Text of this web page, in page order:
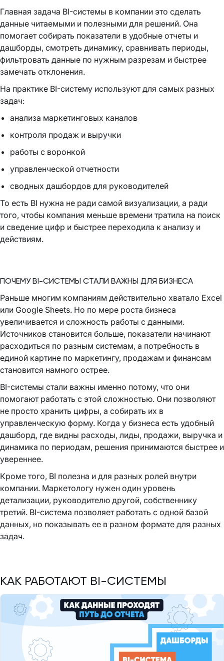
Главная задача BI-системы в компании это сделать
данные читаемыми и полезными для решений. Она
помогает собирать показатели в удобные отчеты и
дашборды, смотреть динамику, сравнивать периоды,
фильтровать данные по нужным разрезам и быстрее
замечать отклонения.
На практике BI-систему используют для самых разных
задач:
анализа маркетинговых каналов
контроля продаж и выручки
работы с воронкой
управленческой отчетности
сводных дашбордов для руководителей
То есть BI нужна не ради самой визуализации, а ради
того, чтобы компания меньше времени тратила на поиск
и сведение цифр и быстрее переходила к анализу и
действиям.
ПОЧЕМУ BI-СИСТЕМЫ СТАЛИ ВАЖНЫ ДЛЯ БИЗНЕСА
Раньше многим компаниям действительно хватало Excel
или Google Sheets. Но по мере роста бизнеса
увеличивается и сложность работы с данными.
Источников становится больше, показатели начинают
расходиться по разным системам, а потребность в
единой картине по маркетингу, продажам и финансам
становится намного острее.
BI-системы стали важны именно потому, что они
помогают работать с этой сложностью. Они позволяют
не просто хранить цифры, а собирать их в
управленческую форму. Когда у бизнеса есть удобный
дашборд, где видны расходы, лиды, продажи, выручка и
динамика по периодам, решения принимаются быстрее и
увереннее.
Кроме того, BI полезна и для разных ролей внутри
компании. Маркетологу нужен один уровень
детализации, руководителю другой, собственнику
третий. BI-система позволяет работать с одной базой
данных, но показывать ее в разном формате для разных
задач.
КАК РАБОТАЮТ BI-СИСТЕМЫ